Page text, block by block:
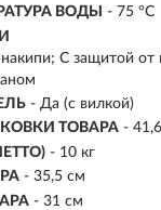
ВОДЫ
- 75 °С
С защитой от
- Да (с вилкой)
ТОВАРА -
- 10 кг
- 35,5 см
- 31 см